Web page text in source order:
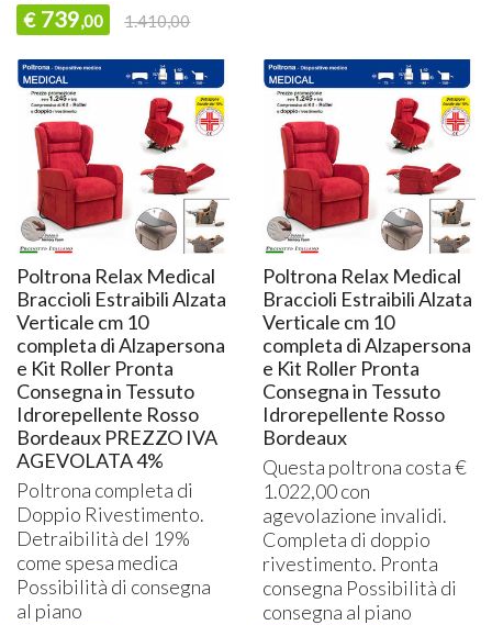
€ 739,00 1.410,00
Poltrona Relax Medical
Braccioli Estraibili Alzata
Verticale cm 10
completa di Alzapersona
e Kit Roller Pronta
Consegna in Tessuto
Idrorepellente Rosso
Bordeaux PREZZO IVA
AGEVOLATA 4%
Poltrona completa di
Doppio Rivestimento.
Detraibilità del 19%
come spesa medica
Possibilità di consegna
al piano
Poltrona Relax Medical
Braccioli Estraibili Alzata
Verticale cm 10
completa di Alzapersona
e Kit Roller Pronta
Consegna in Tessuto
Idrorepellente Rosso
Bordeaux
Questa poltrona costa €
1.022,00 con
agevolazione invalidi.
Completa di doppio
rivestimento. Pronta
consegna Possibilità di
consegna al piano